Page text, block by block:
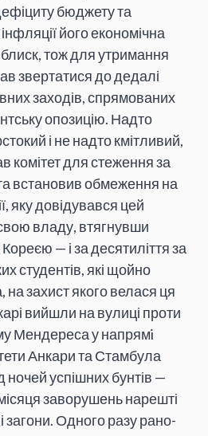
бюджету та
його економічна
блиск, тож для утримання
звертатися до дедалі
заходів, спрямованих
опозицію. Надто
і не надто кмітливий,
комітет для стеження за
встановив обмеження на
яку довідувався цей
владу, втягнувши
— і за десятиліття за
студентів, які щойно
захист якого велася ця
вийшли на вулиці проти
Мендереса у напрямi
Анкари та Стамбула
ночей успішних бунтів —
заворушень нарешті
загони. Одного разу рано-